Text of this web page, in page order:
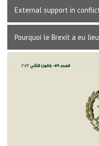
External support in
Pourquoi le Brexit a eu